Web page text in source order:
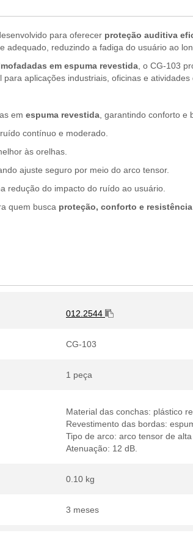
para oferecer proteção auditiva
reduzindo a fadiga do usuário ao
em espuma revestida, o CG-103
aplicações industriais, oficinas e
em espuma revestida, garantindo conforto e
contínuo e moderado.
às orelhas.
ajuste seguro por meio do arco tensor.
redução do impacto do ruído ao usuário.
quem busca proteção, conforto e resistência
012.2544
CG-103
1 peça
Material das conchas: plástico
Revestimento das bordas:
Tipo de arco: arco tensor de
Atenuação: 12 dB.
0.10 kg
3 meses